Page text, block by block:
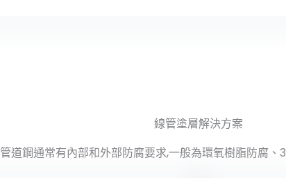
線管塗層解決方案
管道鋼通常有內部和外部防腐要求,一般為環氧樹脂防腐、